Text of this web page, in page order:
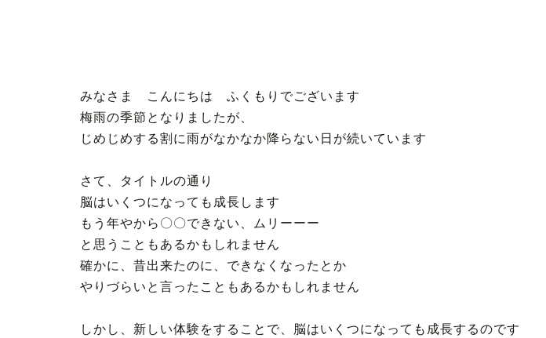
みなさま こんにちは ふくもりでございます
梅雨の季節となりましたが、
じめじめする割に雨がなかなか降らない日が続いています
さて、タイトルの通り
脳はいくつになっても成長します
もう年やから〇〇できない、ムリーーー
と思うこともあるかもしれません
確かに、昔出来たのに、できなくなったとか
やりづらいと言ったこともあるかもしれません
しかし、新しい体験をすることで、脳はいくつになっても成長するのです